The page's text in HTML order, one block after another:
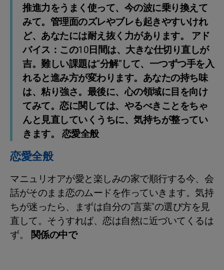
推進力をうまく使って、今の波に乗り換えて
みて。管理面のズレやブレも起きやすいけれ
ど、あなたには耐え抜く力があります。 アド
バイス：この10日間は、大きな仕切り直しが
吉。難しい課題は“分解”して、一つずつ手を入
れると進み方が変わります。あなたの持ち味
は、粘り強さ。最後に、心の領域に目を向け
てみて。恋に関しては、やるべきことをちゃ
んと見直していくうちに、気持ちが整ってい
きます。 恋愛全般
恋愛全般
マニュリオアが愛と楽しみの家で順行する今、会
話がそのまま恋のムードを作っていきます。気持
ちが迷ったら、まずは自分の“言葉”の選び方を見
直して。そうすれば、恋は自然に近づいてくるは
ず。 関係の中で